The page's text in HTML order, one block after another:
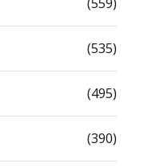
(535)
(495)
(390)